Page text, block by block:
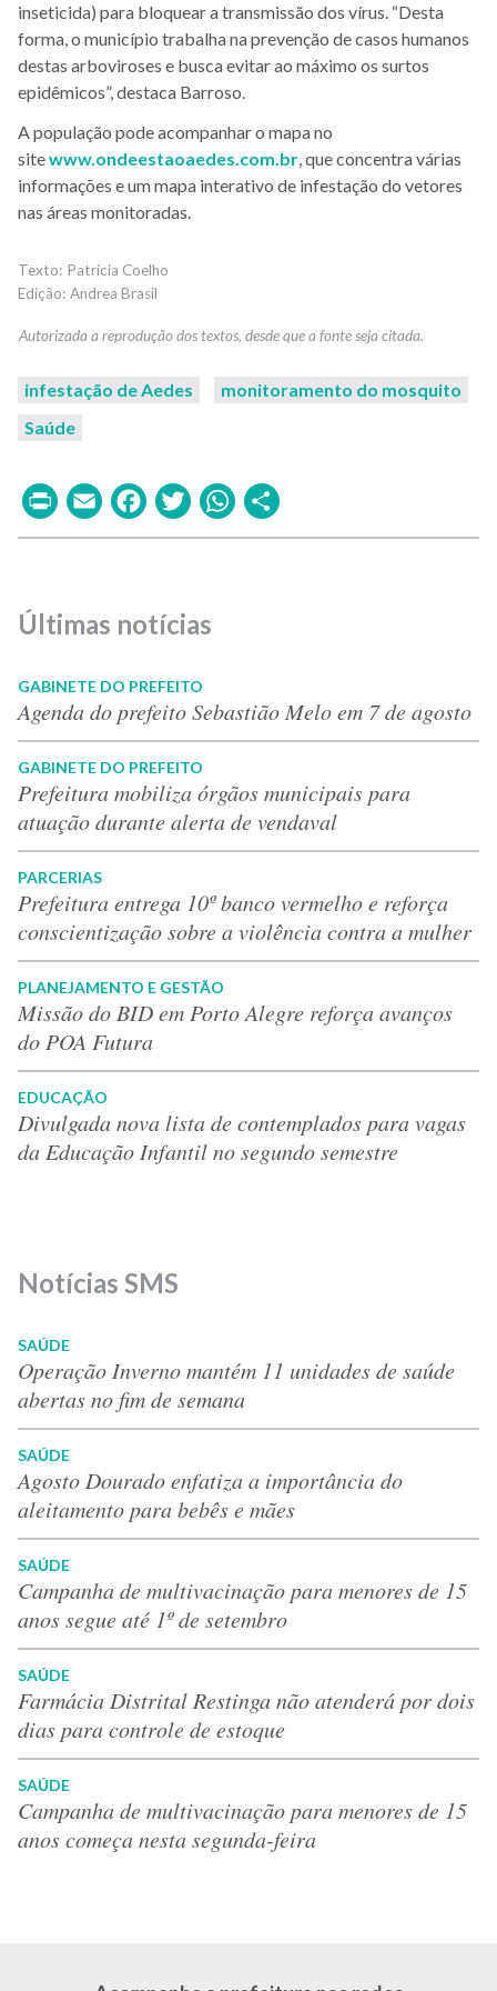
inseticida) para bloquear a transmissão dos vírus. “Desta
forma, o município trabalha na prevenção de casos humanos
destas arboviroses e busca evitar ao máximo os surtos
epidêmicos”, destaca Barroso.
A população pode acompanhar o mapa no
sitewww.ondeestaoaedes.com.br, que concentra várias
informações e um mapa interativo de infestação do vetores
nas áreas monitoradas.
Patrícia Coelho
Andrea Brasil
infestação de Aedes
monitoramento do mosquito
Saúde
PrintEmailFacebook
TwitterWhatsApp
Últimas notícias
GABINETE DO PREFEITO
Agenda do prefeito Sebastião Melo em 7 de agosto
GABINETE DO PREFEITO
Prefeitura mobiliza órgãos municipais para
atuação durante alerta de vendaval
PARCERIAS
Prefeitura entrega 10º banco vermelho e reforça
conscientização sobre a violência contra a mulher
PLANEJAMENTO E GESTÃO
Missão do BID em Porto Alegre reforça avanços
do POA Futura
EDUCAÇÃO
Divulgada nova lista de contemplados para vagas
da Educação Infantil no segundo semestre
Notícias SMS
SAÚDE
Operação Inverno mantém 11 unidades de saúde
abertas no fim de semana
SAÚDE
Agosto Dourado enfatiza a importância do
aleitamento para bebês e mães
SAÚDE
Campanha de multivacinação para menores de 15
anos segue até 1º de setembro
SAÚDE
Farmácia Distrital Restinga não atenderá por dois
dias para controle de estoque
SAÚDE
Campanha de multivacinação para menores de 15
anos começa nesta segunda-feira